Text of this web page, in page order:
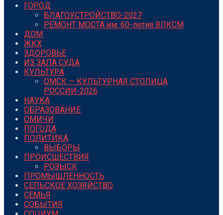
ГОРОД
БЛАГОУСТРОЙСТВО-2027
РЕМОНТ МОСТА им. 60-летия ВЛКСМ
ДОМ
ЖКХ
ЗДОРОВЬЕ
ИЗ ЗАЛА СУДА
КУЛЬТУРА
ОМСК — КУЛЬТУРНАЯ СТОЛИЦА
РОССИИ-2026
НАУКА
ОБРАЗОВАНИЕ
ОМИЧИ
ПОГОДА
ПОЛИТИКА
ВЫБОРЫ
ПРОИСШЕСТВИЯ
РОЗЫСК
ПРОМЫШЛЕННОСТЬ
СЕЛЬСКОЕ ХОЗЯЙСТВО
СЕМЬЯ
СОБЫТИЯ